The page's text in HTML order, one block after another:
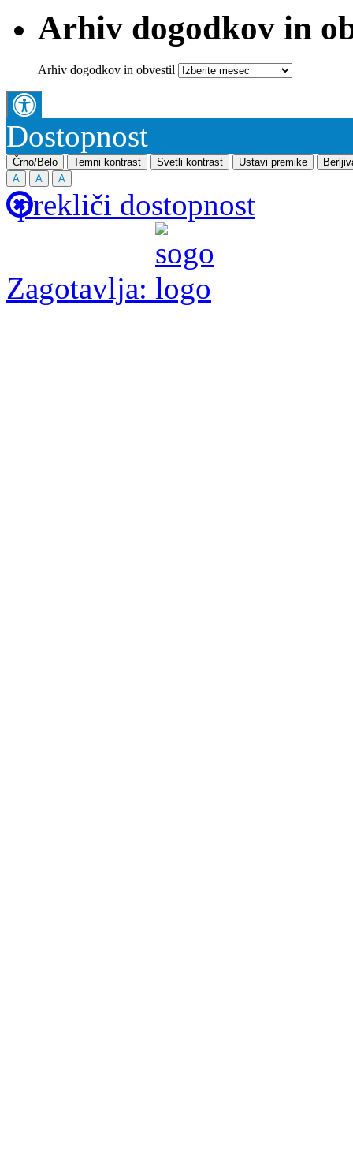
Arhiv dogodkov in
Arhiv dogodkov in obvestil
Dostopnost
Črno/Belo Temni kontrast Svetli kontrast Ustavi premike
A
A A
prekliči dostopnost
Zagotavlja: